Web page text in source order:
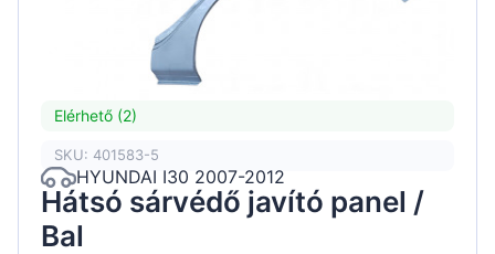
Elérhető (2)
SKU: 401583-5
HYUNDAI I30 2007-2012
Hátsó sárvédő javító panel /
Bal